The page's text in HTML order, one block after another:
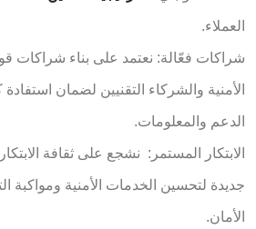
العملاء.
شراكات فعّالة: نعتمد على بناء شراكات
الأمنية والشركاء التقنيين لضمان
الدعم والمعلومات.
الابتكار المستمر: نشجع على ثقافة
جديدة لتحسين الخدمات الأمنية ومواكبة
الأمان.